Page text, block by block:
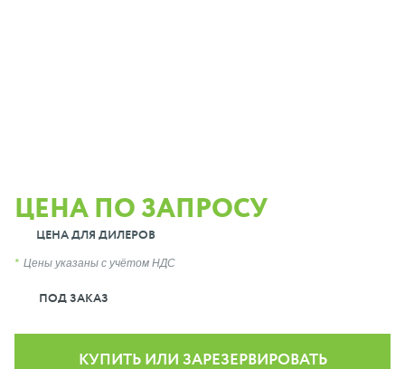
ЦЕНА ПО ЗАПРОСУ
ЦЕНА ДЛЯ ДИЛЕРОВ
Цены указаны с учётом НДС
ПОД ЗАКАЗ
КУПИТЬ ИЛИ ЗАРЕЗЕРВИРОВАТЬ